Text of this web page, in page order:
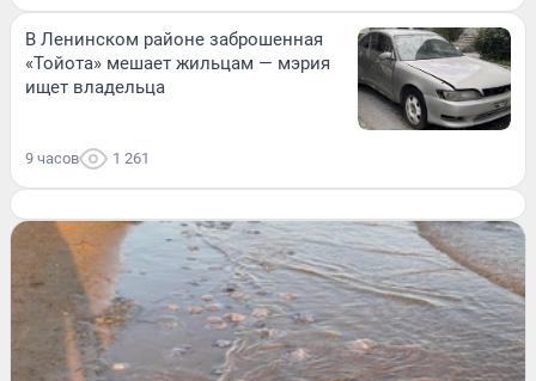
В Ленинском районе заброшенная
«Тойота» мешает жильцам — мэрия
ищет владельца
9 часов 1 261